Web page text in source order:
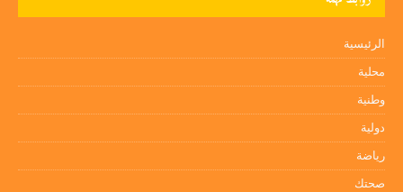
الرئيسية
محلية
وطنية
دولية
رياضة
صحتك